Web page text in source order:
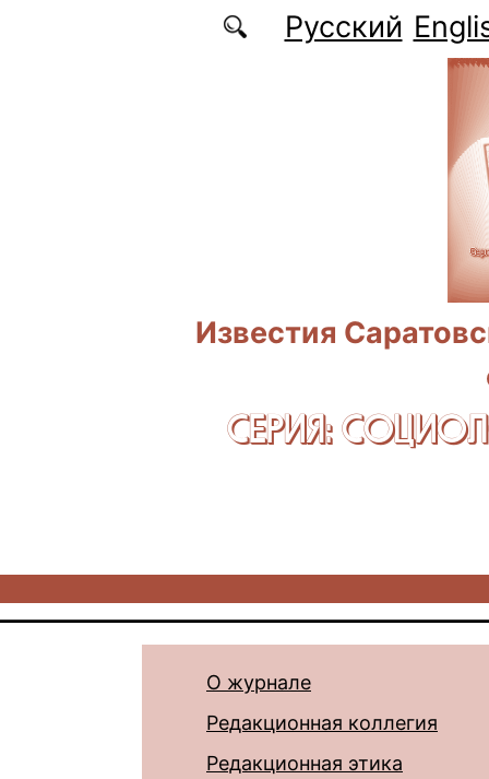
Перейти к основному содержаниюРусский
Известия
СЕРИЯ:
О журнале
Редакционная коллегия
Редакционная этика